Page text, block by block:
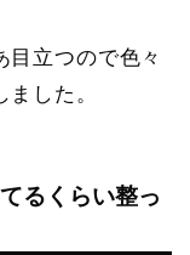
目立つので色々
した。
るくらい整っ